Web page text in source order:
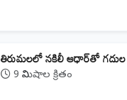
తిరుమలలో నకిలీ ఆధార్‌తో
9 నిమిషాల క్రితం